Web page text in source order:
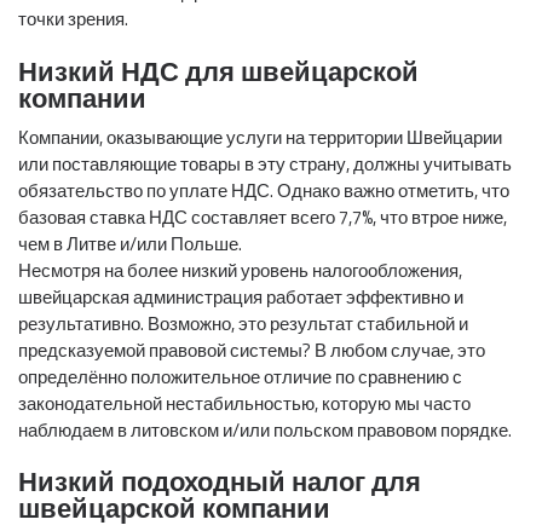
точки зрения.
Низкий НДС для швейцарской
компании
Компании, оказывающие услуги на территории Швейцарии
или поставляющие товары в эту страну, должны учитывать
обязательство по уплате НДС. Однако важно отметить, что
базовая ставка НДС составляет всего 7,7%, что втрое ниже,
чем в Литве и/или Польше.
Несмотря на более низкий уровень налогообложения,
швейцарская администрация работает эффективно и
результативно. Возможно, это результат стабильной и
предсказуемой правовой системы? В любом случае, это
определённо положительное отличие по сравнению с
законодательной нестабильностью, которую мы часто
наблюдаем в литовском и/или польском правовом порядке.
Низкий подоходный налог для
швейцарской компании